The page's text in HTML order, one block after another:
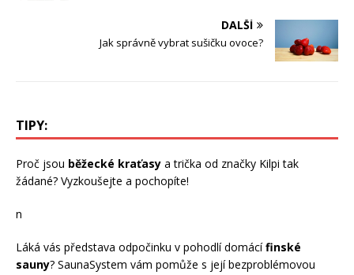
DALŠÍ
Jak správně vybrat sušičku ovoce?
TIPY:
Proč jsou běžecké kraťasy a trička od značky Kilpi tak
žádané? Vyzkoušejte a pochopíte!
n
Láká vás představa odpočinku v pohodlí domácífinské
sauny? SaunaSystem vám pomůže s její bezproblémovou